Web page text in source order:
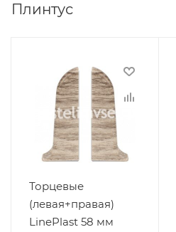
Плинтус
Торцевые
(левая+правая)
LinePlast 58 мм